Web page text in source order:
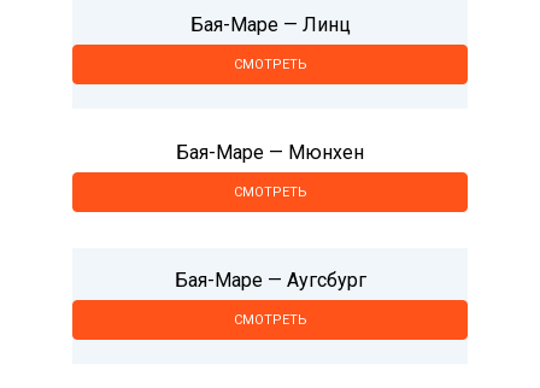
Бая-Маре — Линц
СМОТРЕТЬ
Бая-Маре — Мюнхен
СМОТРЕТЬ
Бая-Маре — Аугсбург
СМОТРЕТЬ